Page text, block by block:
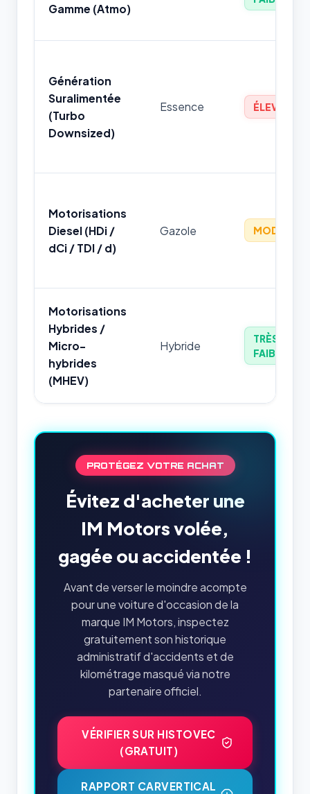
Gamme (Atmo)
Génération
Suralimentée
(Turbo
Downsized)
Essence ÉLEVÉ
Motorisations
Diesel (HDi /
dCi / TDI / d)
Gazole MODÉRÉ
Motorisations
Hybrides /
Micro-
hybrides
(MHEV)
Hybride
TRÈS
FAIBLE
PROTÉGEZ VOTRE ACHAT
Évitez d'acheter une
IM Motors volée,
gagée ou accidentée !
Avant de verser le moindre acompte
pour une voiture d'occasion de la
marque IM Motors, inspectez
gratuitement son historique
administratif d'accidents et de
kilométrage masqué via notre
partenaire officiel.
VÉRIFIER SUR HISTOVEC
(GRATUIT)
RAPPORT CARVERTICAL